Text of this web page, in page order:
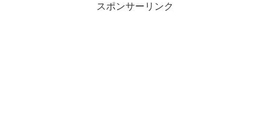
スポンサーリンク